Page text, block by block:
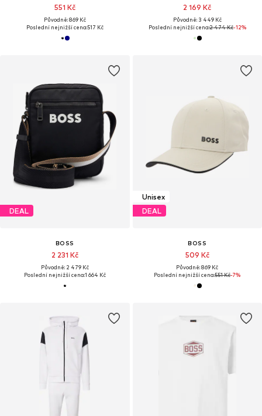
551 Kč
Původně: 869 Kč
Poslední nejnižší cena:517 Kč
2 169 Kč
Původně: 3 449 Kč
Poslední nejnižší cena:2 474 Kč-12%
DEAL
BOSS
2 231 Kč
Původně: 2 479 Kč
Poslední nejnižší cena:1 664 Kč
Unisex
DEAL
BOSS
509 Kč
Původně: 869 Kč
Poslední nejnižší cena:551 Kč-7%